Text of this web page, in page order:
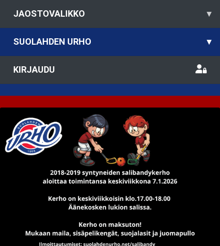
JAOSTOVALIKKO ▾
SUOLAHDEN URHO ▾
KIRJAUDU